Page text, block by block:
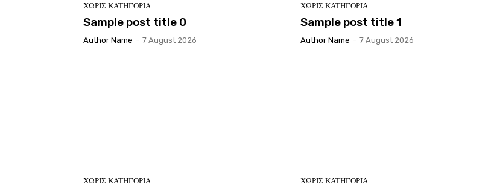
ΧΩΡΊΣ ΚΑΤΗΓΟΡΊΑ
Sample post title 0
Author Name - 7 August 2026
ΧΩΡΊΣ ΚΑΤΗΓΟΡΊΑ
Sample post title 1
Author Name - 7 August 2026
ΧΩΡΊΣ ΚΑΤΗΓΟΡΊΑ ΧΩΡΊΣ ΚΑΤΗΓΟΡΊΑ